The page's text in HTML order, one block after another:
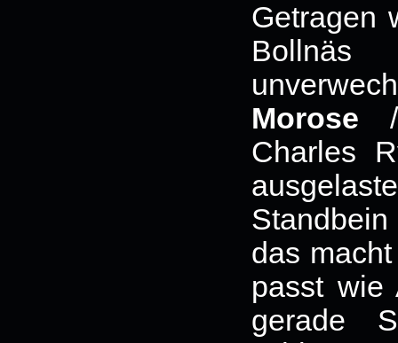
Getragen
Morose
Charles
das
passt wie
gerade